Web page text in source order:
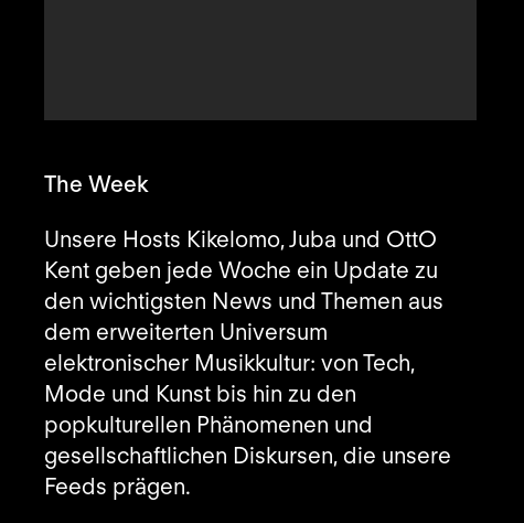
The Week
Unsere Hosts Kikelomo, Juba und OttO
Kent geben jede Woche ein Update zu
den wichtigsten News und Themen aus
dem erweiterten Universum
elektronischer Musikkultur: von Tech,
Mode und Kunst bis hin zu den
popkulturellen Phänomenen und
gesellschaftlichen Diskursen, die unsere
Feeds prägen.